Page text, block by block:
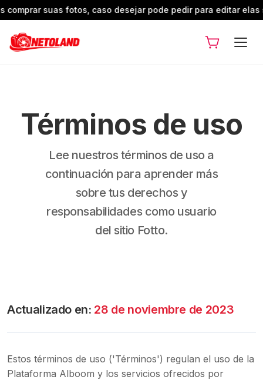
suas fotos, caso desejar pode pedir para editar elas sem
Términos de uso
Lee nuestros términos de uso a
continuación para aprender más
sobre tus derechos y
responsabilidades como usuario
del sitio Fotto.
Actualizado en: 28 de noviembre de 2023
Estos términos de uso ('Términos') regulan el uso de la
Plataforma Alboom y los servicios ofrecidos por